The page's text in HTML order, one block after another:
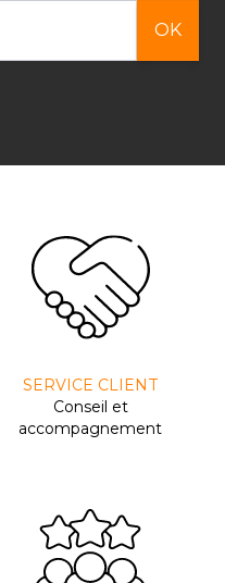
OK
SERVICE CLIENT
Conseil et
accompagnement